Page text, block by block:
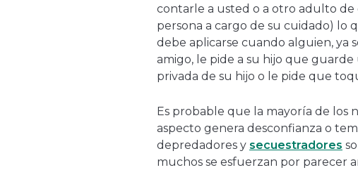
contarle a usted o a otro adulto
persona a cargo de su cuidado) lo
debe aplicarse cuando alguien, ya
amigo, le pide a su hijo que
privada de su hijo o le pide que
Es probable que la mayoría de los
aspecto genera desconfianza o
depredadores y secuestradores
muchos se esfuerzan por parecer